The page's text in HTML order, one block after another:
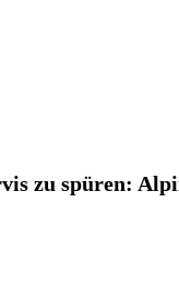
zu spüren: